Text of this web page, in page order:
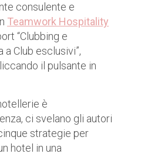
consulente e
Teamwork Hospitality
“Clubbing e
a Club esclusivi”,
il pulsante in
è
ci svelano gli autori
strategie per
hotel in una